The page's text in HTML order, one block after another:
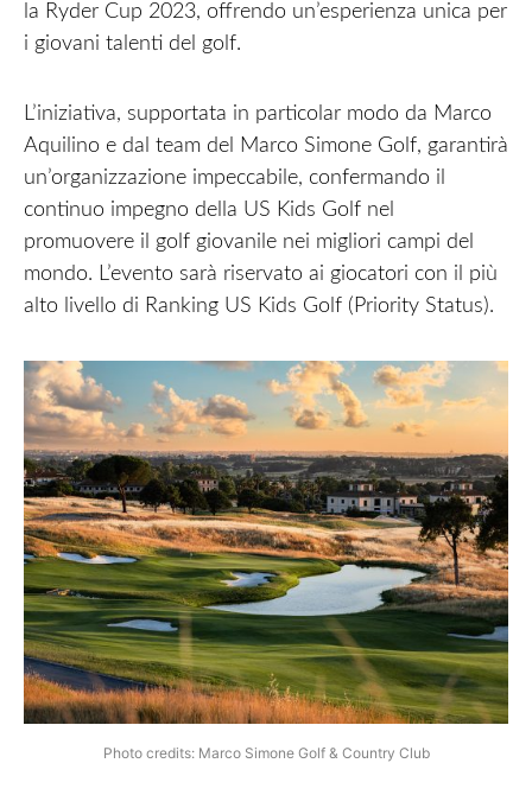
la Ryder Cup 2023, offrendo un’esperienza unica per
i giovani talenti del golf.
L’iniziativa, supportata in particolar modo da Marco
Aquilino e dal team del Marco Simone Golf, garantirà
un’organizzazione impeccabile, confermando il
continuo impegno della US Kids Golf nel
promuovere il golf giovanile nei migliori campi del
mondo. L’evento sarà riservato ai giocatori con il più
alto livello di Ranking US Kids Golf (Priority Status).
Photo credits: Marco Simone Golf & Country Club